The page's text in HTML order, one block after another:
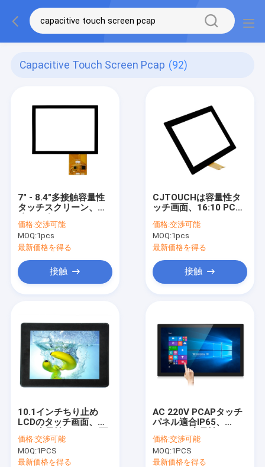
Capacitive Touch Screen Pcap (92)
7" - 8.4"多接触容量性
タッチスクリーン、防
面PCAP
価格:交渉可能
MOQ:1pcs
最新価格を得る
接触
CJTOUCHは容量性タ
ッチ画面、16:10 PCAP
の」耐久財を写し出し
た
価格:交渉可能
MOQ:1pcs
最新価格を得る
接触
10.1インチちり止め
LCDのタッチ画面、
のモニター
価格:交渉可能
MOQ:1PCS
最新価格を得る
AC 220V PCAPタッチ
パネル適合IP65、
画面のモニターを写し
出した
価格:交渉可能
MOQ:1PCS
最新価格を得る